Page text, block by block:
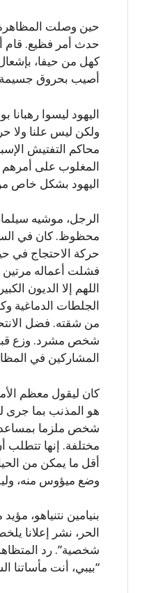
حين وصلت
حدث أمر فظيع. قام
كهل من حيفا،
أصيب بحروق
اليهود ليسوا رهبانا
ولكن ليس علنا ولا
محاكم التفتيش
المغلوب على
اليهود بشكل خاص
الرجل، موشيه
محظوظ. كان في
حركة الاحتجاج في
فشلت أعماله مرتين
اللهم إلا الديون
الجلطات الدماغية
من شقته. فضل
شخص مشرد. وزع
المشاركين في
كان ليقول معظم
هو المذنب بما جرى
شخص ملزما
مختلفة. إنها تتطلب
أقل ما يمكن من
وضع ميؤوس منه،
بنيامين نتنياهو،
الحر، نشر إعلانا
شخصية”. رد
“بيبي، أنت مأساتنا